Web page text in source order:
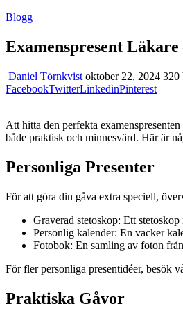
Blogg
Examenspresent
Daniel Törnkvist oktober 22, 2024 320
FacebookTwitterLinkedinPinterest
Att hitta den perfekta
både praktisk och minnesvärd. Här är
Personliga Presenter
För att göra din gåva extra speciell,
Graverad stetoskop: Ett
Personlig kalender: En vacker
Fotobok: En samling av foton
För fler personliga presentidéer, besök
Praktiska Gåvor